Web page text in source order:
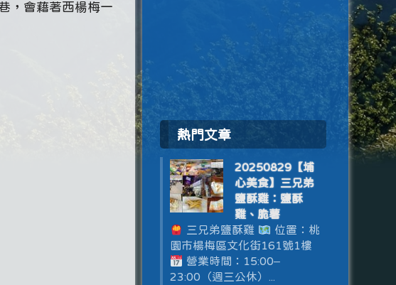
，會藉著西楊梅一
熱門文章
20250829【埔
心美食】三兄弟
鹽酥雞：鹽酥
雞、脆薯
三兄弟鹽酥雞
位置：桃
園市楊梅區文化街161號1樓
營業時間：15:00–
23:00（週三公休）...